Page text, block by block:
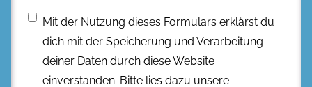
Mit der Nutzung dieses Formulars erklärst du
dich mit der Speicherung und Verarbeitung
deiner Daten durch diese Website
einverstanden. Bitte lies dazu unsere